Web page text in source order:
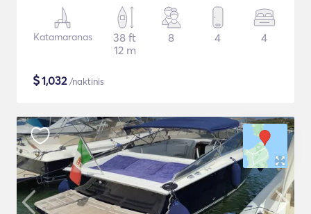
Katamaranas
38 ft
12 m
8 4 4
$1,032/naktinis